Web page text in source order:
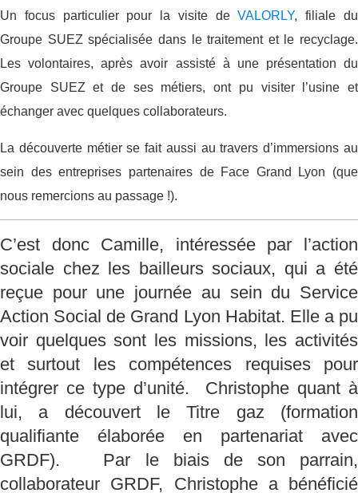
Un focus particulier pour la visite deVALORLY, filiale du
Groupe SUEZ spécialisée dans le traitement et le recyclage.
Les volontaires, après avoir assisté à une présentation du
Groupe SUEZ et de ses métiers, ont pu visiter l’usine et
échanger avec quelques collaborateurs.
La découverte métier se fait aussi au travers d’immersions au
sein des entreprises partenaires de Face Grand Lyon (que
nous remercions au passage !).
C’est donc Camille, intéressée par l’action
sociale chez les bailleurs sociaux, qui a été
reçue pour une journée au sein du Service
Action Social de Grand Lyon Habitat. Elle a pu
voir quelques sont les missions, les activités
et surtout les compétences requises pour
intégrer ce type d’unité. Christophe quant à
lui, a découvert le Titre gaz (formation
qualifiante élaborée en partenariat avec
GRDF). Par le biais de son parrain,
collaborateur GRDF, Christophe a bénéficié